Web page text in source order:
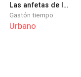
Las anfetas de las mofetas
Gastón tiempo
Urbano